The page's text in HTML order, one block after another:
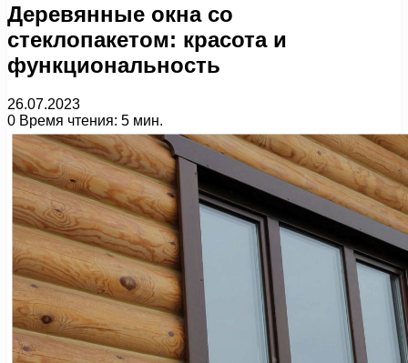
Деревянные окна со
стеклопакетом: красота и
функциональность
26.07.2023
0 Время чтения: 5 мин.